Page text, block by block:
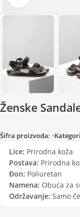
Ženske
Šifra proizvoda: -
Lice: Prirodna koža
Postava: Prirodna
Đon: Poliuretan
Namena: Obuća za
Održavanje: Samo